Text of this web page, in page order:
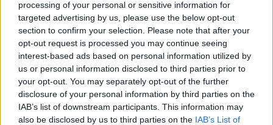
processing of your personal or sensitive information for
targeted advertising by us, please use the below opt-out
section to confirm your selection. Please note that after your
opt-out request is processed you may continue seeing
interest-based ads based on personal information utilized by
us or personal information disclosed to third parties prior to
your opt-out. You may separately opt-out of the further
disclosure of your personal information by third parties on the
IAB’s list of downstream participants. This information may
also be disclosed by us to third parties on the IAB’s List of
Le tecnologie di riconoscimento facciale e analisi dei
dati stravolgono il concetto di sicurezza. Le stesse
piattaforme che utilizziamo per comunicare e
socializzare possiedono informazioni inestimabili su
di noi. L’abbiamo voluto? Certo. Ma ora, come
possiamo tornare indietro? Quanto dovremmo
soffrire prima di chiedere un controllo su quello che
pubblichiamo?